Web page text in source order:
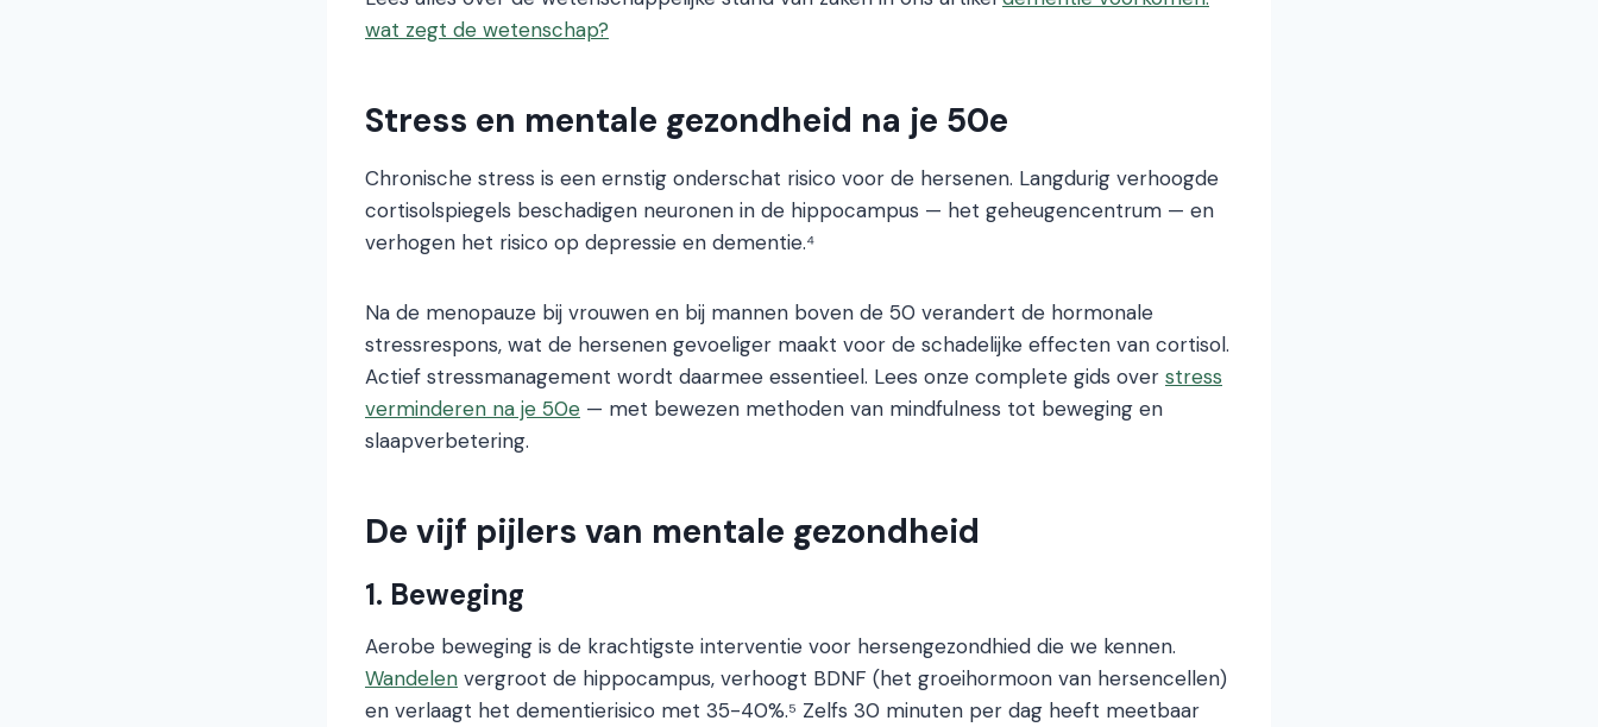
wat zegt de wetenschap?
Stress en mentale gezondheid na je 50e
Chronische stress is een ernstig onderschat risico voor de hersenen. Langdurig verhoogde
cortisolspiegels beschadigen neuronen in de hippocampus — het geheugencentrum — en
verhogen het risico op depressie en dementie.⁴
Na de menopauze bij vrouwen en bij mannen boven de 50 verandert de hormonale
stressrespons, wat de hersenen gevoeliger maakt voor de schadelijke effecten van cortisol.
Actief stressmanagement wordt daarmee essentieel. Lees onze complete gids over stress
verminderen na je 50e — met bewezen methoden van mindfulness tot beweging en
slaapverbetering.
De vijf pijlers van mentale gezondheid
1. Beweging
Aerobe beweging is de krachtigste interventie voor hersengezondhied die we kennen.
Wandelen vergroot de hippocampus, verhoogt BDNF (het groeihormoon van hersencellen)
en verlaagt het dementierisico met 35-40%.⁵ Zelfs 30 minuten per dag heeft meetbaar